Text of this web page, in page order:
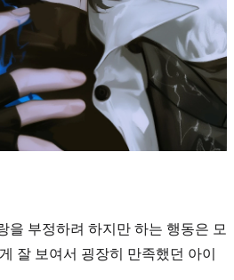
을 부정하려 하지만 하는 행동은 모
잘 보여서 굉장히 만족했던 아이